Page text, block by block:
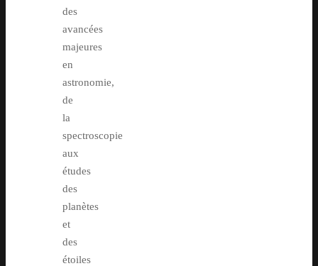
des
avancées
majeures
en
astronomie,
de
la
spectroscopie
aux
études
des
planètes
et
des
étoiles